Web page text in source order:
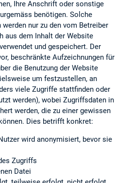
Ihre Anschrift oder sonstige
benötigen. Solche
nur zu den vom Betreiber
aus dem Inhalt der Website
und gespeichert. Der
beschränkte Aufzeichnungen für
die Benutzung der Website
um festzustellen, an
viele Zugriffe stattfinden oder
werden), wobei Zugriffsdaten in
werden, die zu einer gewissen
Dies betrifft konkret:
wird anonymisiert, bevor sie
Zugriffs
Datei